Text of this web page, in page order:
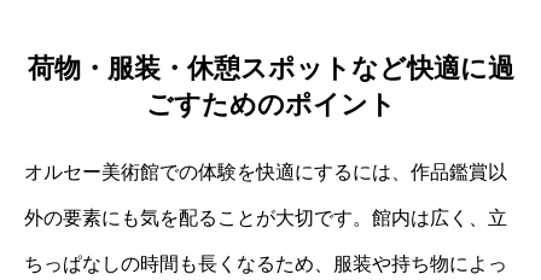
荷物・服装・休憩スポットなど快適に過
ごすためのポイント
オルセー美術館での体験を快適にするには、作品鑑賞以
外の要素にも気を配ることが大切です。館内は広く、立
ちっぱなしの時間も長くなるため、服装や持ち物によっ